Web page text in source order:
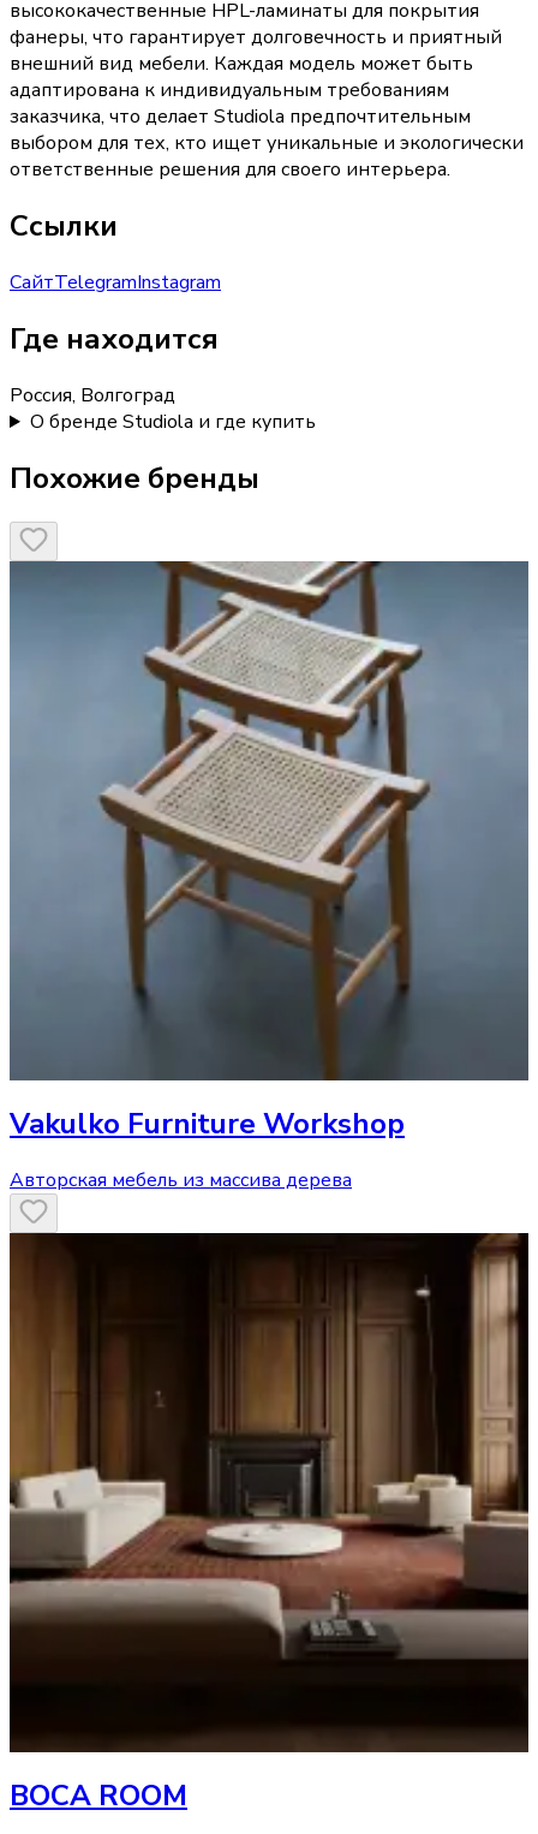
высококачественные HPL-ламинаты для покрытия
фанеры, что гарантирует долговечность и приятный
внешний вид мебели. Каждая модель может быть
адаптирована к индивидуальным требованиям
заказчика, что делает Studiola предпочтительным
выбором для тех, кто ищет уникальные и экологически
ответственные решения для своего интерьера.
Ссылки
СайтTelegramInstagram
Где находится
Россия, Волгоград
О бренде Studiola и где купить
Похожие бренды
Vakulko Furniture Workshop
Авторская мебель из массива дерева
BOCA ROOM